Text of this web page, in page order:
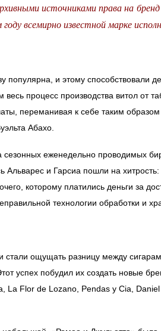
источниками права на
всемирно известной марке
популярна, и этому способствовали
процесс производства витол от
переманивая к себе таким
Абахо.
еженедельно проводимых
и Гарсиа пошли на
которому платились деньги за
технологии обработки и
стали ощущать разницу между
успех побудил их создать новые
La Flor de Lozano, Pendas y Cia,